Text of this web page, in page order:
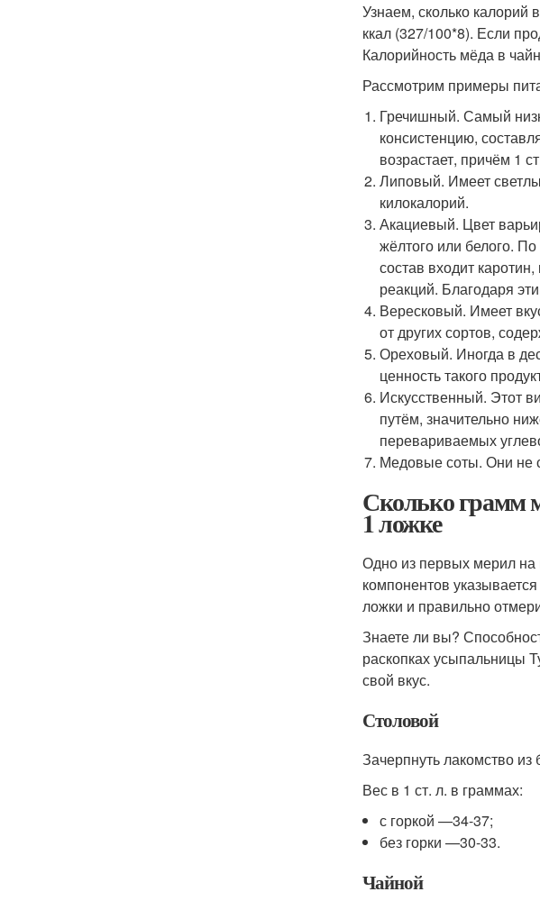
Узнаем, сколько калорий
ккал (327/100*8). Если
Калорийность мёда в
Рассмотрим примеры
Гречишный. Самый
консистенцию,
возрастает, причём 1
Липовый. Имеет
килокалорий.
Акациевый. Цвет
жёлтого или белого.
состав входит
реакций. Благодаря
Вересковый. Имеет
от других сортов,
Ореховый. Иногда в
ценность такого
Искусственный. Этот
путём, значительно
перевариваемых
Медовые соты. Они не
Сколько грамм
1 ложке
Одно из первых мерил на
компонентов
ложки и правильно
Знаете ли вы?
раскопках усыпальницы
свой вкус.
Столовой
Зачерпнуть лакомство
Вес в 1 ст. л. в граммах:
с горкой —34-37;
без горки —30-33.
Чайной